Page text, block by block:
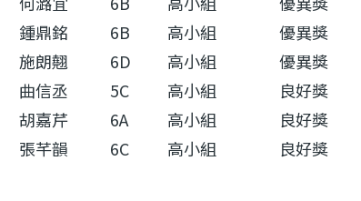
鍾鼎銘
6B 高小組
優異獎
施朗翹
6D 高小組
優異獎
曲信丞
5C 高小組
良好獎
胡嘉芹
6A 高小組
良好獎
張芊韻
6C 高小組 良好獎